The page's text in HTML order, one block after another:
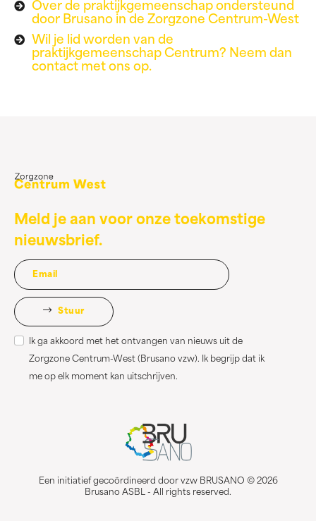
Over de praktijkgemeenschap ondersteund
door Brusano in de Zorgzone Centrum-West
Wil je lid worden van de
praktijkgemeenschap Centrum? Neem dan
contact met ons op.
Meld je aan voor onze toekomstige
nieuwsbrief.
Stuur
Ik ga akkoord met het ontvangen van nieuws uit de
Zorgzone Centrum-West (Brusano vzw). Ik begrijp dat ik
me op elk moment kan uitschrijven.
Een initiatief gecoördineerd door vzw BRUSANO © 2026
Brusano ASBL - All rights reserved.